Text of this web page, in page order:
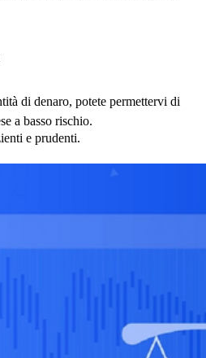
di denaro, potete permettervi di
a basso rischio.
e prudenti.